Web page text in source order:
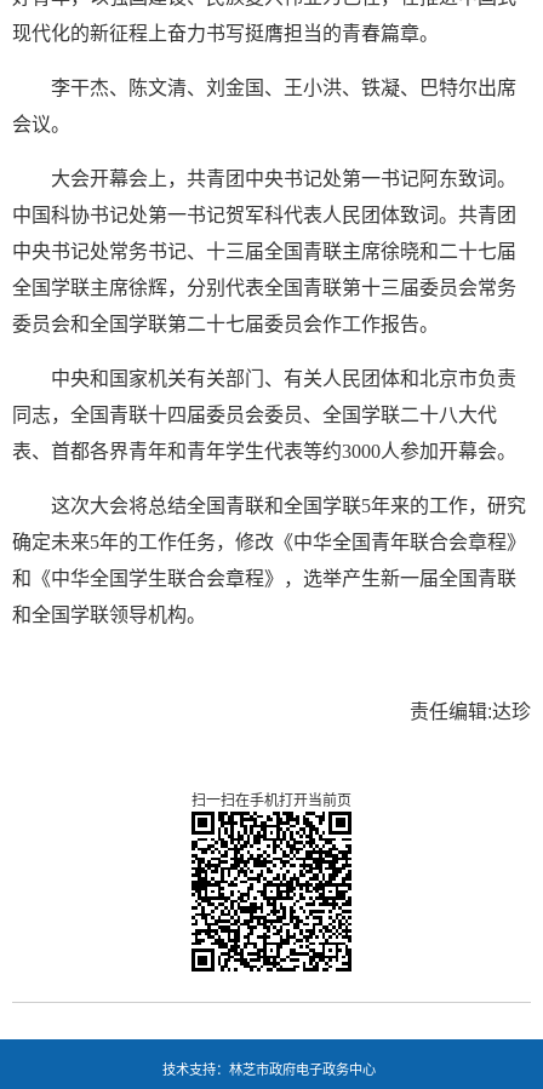
现代化的新征程上奋力书写挺膺担当的青春篇章。
李干杰、陈文清、刘金国、王小洪、铁凝、巴特尔出席
会议。
大会开幕会上，共青团中央书记处第一书记阿东致词。
中国科协书记处第一书记贺军科代表人民团体致词。共青团
中央书记处常务书记、十三届全国青联主席徐晓和二十七届
全国学联主席徐辉，分别代表全国青联第十三届委员会常务
委员会和全国学联第二十七届委员会作工作报告。
中央和国家机关有关部门、有关人民团体和北京市负责
同志，全国青联十四届委员会委员、全国学联二十八大代
表、首都各界青年和青年学生代表等约3000人参加开幕会。
这次大会将总结全国青联和全国学联5年来的工作，研究
确定未来5年的工作任务，修改《中华全国青年联合会章程》
和《中华全国学生联合会章程》，选举产生新一届全国青联
和全国学联领导机构。
责任编辑:达珍
扫一扫在手机打开当前页
技术支持：林芝市政府电子政务中心